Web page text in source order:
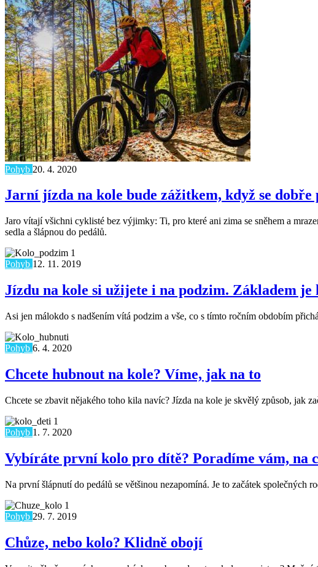
Pohyb 20. 4. 2020
Jarní jízda na kole bude zážitkem, když se
Jaro vítají všichni cyklisté bez výjimky: Ti, pro které ani zima se sněhem a
sedla a šlápnou do pedálů.
Pohyb 12. 11. 2019
Jízdu na kole si užijete i na podzim. Základem
Asi jen málokdo s nadšením vítá podzim a vše, co s tímto ročním obdobím
Pohyb 6. 4. 2020
Chcete hubnout na kole? Víme, jak na to
Chcete se zbavit nějakého toho kila navíc? Jízda na kole je skvělý způsob, jak
Pohyb 1. 7. 2020
Vybíráte první kolo pro dítě? Poradíme vám, na
Na první šlápnutí do pedálů se většinou nezapomíná. Je to začátek
Pohyb 29. 7. 2019
Chůze, nebo kolo? Klidně obojí